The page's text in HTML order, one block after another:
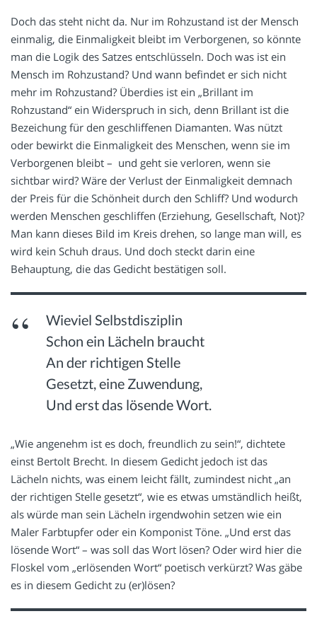
Doch das steht nicht da. Nur im Rohzustand ist der Mensch
einmalig, die Einmaligkeit bleibt im Verborgenen, so könnte
man die Logik des Satzes entschlüsseln. Doch was ist ein
Mensch im Rohzustand? Und wann befindet er sich nicht
mehr im Rohzustand? Überdies ist ein „Brillant im
Rohzustand“ ein Widerspruch in sich, denn Brillant ist die
Bezeichung für den geschliffenen Diamanten. Was nützt
oder bewirkt die Einmaligkeit des Menschen, wenn sie im
Verborgenen bleibt – und geht sie verloren, wenn sie
sichtbar wird? Wäre der Verlust der Einmaligkeit demnach
der Preis für die Schönheit durch den Schliff? Und wodurch
werden Menschen geschliffen (Erziehung, Gesellschaft, Not)?
Man kann dieses Bild im Kreis drehen, so lange man will, es
wird kein Schuh draus. Und doch steckt darin eine
Behauptung, die das Gedicht bestätigen soll.
Wieviel Selbstdisziplin
Schon ein Lächeln braucht
An der richtigen Stelle
Gesetzt, eine Zuwendung,
Und erst das lösende Wort.
„Wie angenehm ist es doch, freundlich zu sein!“, dichtete
einst Bertolt Brecht. In diesem Gedicht jedoch ist das
Lächeln nichts, was einem leicht fällt, zumindest nicht „an
der richtigen Stelle gesetzt“, wie es etwas umständlich heißt,
als würde man sein Lächeln irgendwohin setzen wie ein
Maler Farbtupfer oder ein Komponist Töne. „Und erst das
lösende Wort“ – was soll das Wort lösen? Oder wird hier die
Floskel vom „erlösenden Wort“ poetisch verkürzt? Was gäbe
es in diesem Gedicht zu (er)lösen?